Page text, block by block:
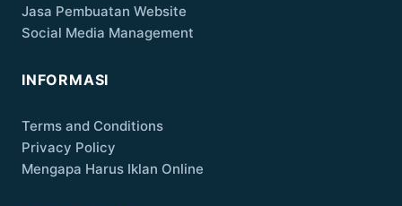
Jasa Pembuatan Website
Social Media Management
INFORMASI
Terms and Conditions
Privacy Policy
Mengapa Harus Iklan Online